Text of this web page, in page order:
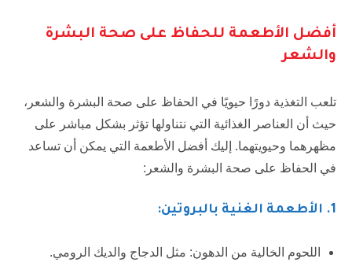
أفضل الأطعمة للحفاظ على صحة البشرة
والشعر
تلعب التغذية دورًا حيويًا في الحفاظ على صحة البشرة والشعر،
حيث أن العناصر الغذائية التي نتناولها تؤثر بشكل مباشر على
مظهرهما وحيويتهما. إليك أفضل الأطعمة التي يمكن أن تساعد
في الحفاظ على صحة البشرة والشعر:
1. الأطعمة الغنية بالبروتين:
اللحوم الخالية من الدهون: مثل الدجاج والديك الرومي.